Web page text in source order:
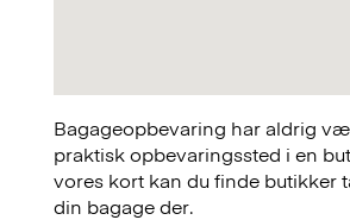
Bagageopbevaring har aldrig
praktisk opbevaringssted i en
vores kort kan du finde butikker
din bagage der.